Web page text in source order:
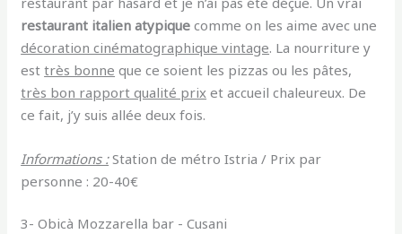
restaurant italien atypique comme on les aime avec une
décoration cinématographique vintage. La nourriture y
esttrès bonne que ce soient les pizzas ou les pâtes,
très bon rapport qualité prix et accueil chaleureux. De
ce fait, j’y suis allée deux fois.
Informations : Station de métro Istria / Prix par
personne : 20-40€
3- Obicà Mozzarella bar - Cusani